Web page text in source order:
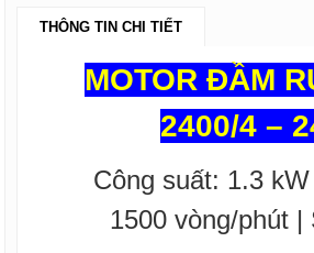
THÔNG TIN CHI TIẾT
MOTOR ĐẦM
2400/4 –
Công suất: 1.3
1500 vòng/phút |